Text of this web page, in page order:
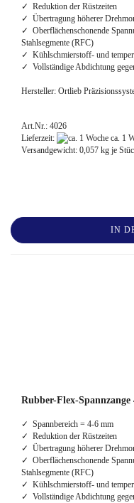
✓ Reduktion der Rüstzeiten
✓ Übertragung höherer
✓ Oberflächenschonende
Stahlsegmente (RFC)
✓ Kühlschmierstoff- und
✓ Vollständige Abdichtung
Hersteller: Ortlieb
Art.Nr.: 4026
Lieferzeit:
ca. 1
Versandgewicht: 0,057 kg je
IN
Rubber-Flex-
✓ Spannbereich = 4-6 mm
✓ Reduktion der Rüstzeiten
✓ Übertragung höherer
✓ Oberflächenschonende
Stahlsegmente (RFC)
✓ Kühlschmierstoff- und
✓ Vollständige Abdichtung